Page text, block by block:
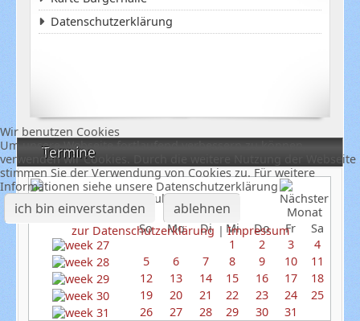
Termine
Juli 2026
So
Mo Di Mi Do Fr
Sa
1
2 3
4
5
6 7 8 9 10
11
12
13 14 15 16 17
18
19
20 21 22 23 24
25
26
27 28 29 30 31
Datenschutzerklärung
Wir benutzen Cookies
Um unsere Webseite fortlaufend verbessern zu können,
verwenden wir Cookies. Durch die weitere Nutzung der Webseite
stimmen Sie der Verwendung von Cookies zu. Für weitere
Informationen siehe unsere Datenschutzerklärung
ich bin einverstanden ablehnen
zur Datenschutzerklärung |Impressum